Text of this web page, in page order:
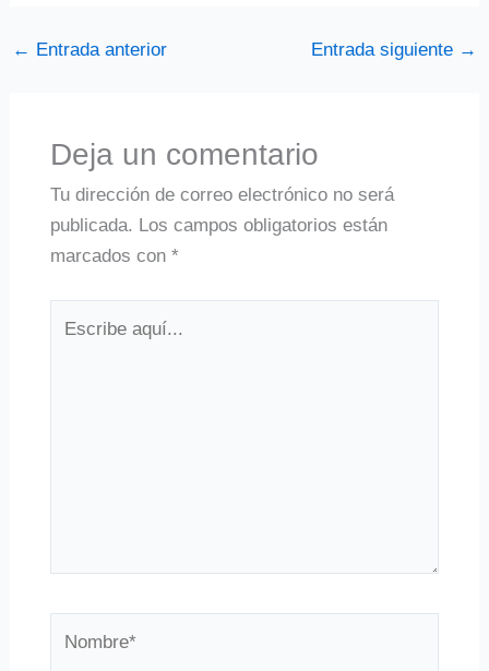
← Entrada anterior Entrada siguiente →
Deja un comentario
Tu dirección de correo electrónico no será
publicada. Los campos obligatorios están
marcados con *